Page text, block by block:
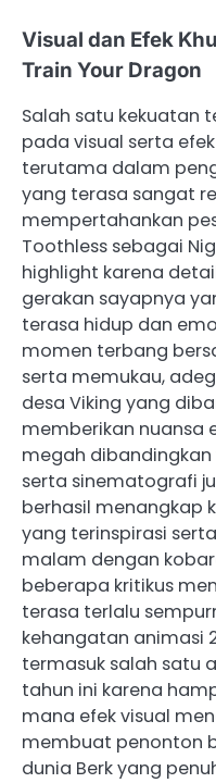
Visual dan Efek
Train Your Dragon
Salah satu kekuatan
pada visual serta
terutama dalam
yang terasa sangat
mempertahankan
Toothless sebagai
highlight karena
gerakan sayapnya
terasa hidup dan
momen terbang
serta memukau,
desa Viking yang
memberikan nuansa
megah
serta sinematografi
berhasil menangkap
yang terinspirasi
malam dengan
beberapa kritikus
terasa terlalu
kehangatan animasi
termasuk salah satu
tahun ini karena
mana efek visual
membuat penonton
dunia Berk yang